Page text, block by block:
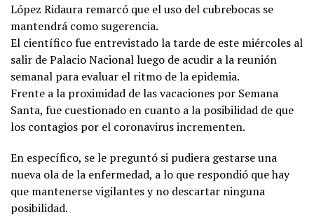
López Ridaura remarcó que el uso del cubrebocas se
mantendrá como sugerencia.
El científico fue entrevistado la tarde de este miércoles al
salir de Palacio Nacional luego de acudir a la reunión
semanal para evaluar el ritmo de la epidemia.
Frente a la proximidad de las vacaciones por Semana
Santa, fue cuestionado en cuanto a la posibilidad de que
los contagios por el coronavirus incrementen.
En específico, se le preguntó si pudiera gestarse una
nueva ola de la enfermedad, a lo que respondió que hay
que mantenerse vigilantes y no descartar ninguna
posibilidad.